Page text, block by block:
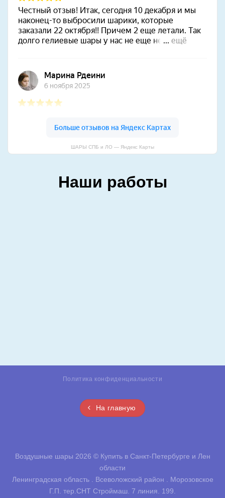
ШАРЫ СПБ и ЛО — Яндекс Карты
Наши работы
Политика конфиденциальности
На главную
Воздушные шары 2026 © Купить в Санкт-Петербурге и Лен
области
Ленинградская область . Всеволожский район . Морозовское
Г.П. тер.СНТ Строймаш. 7 линия. 199.